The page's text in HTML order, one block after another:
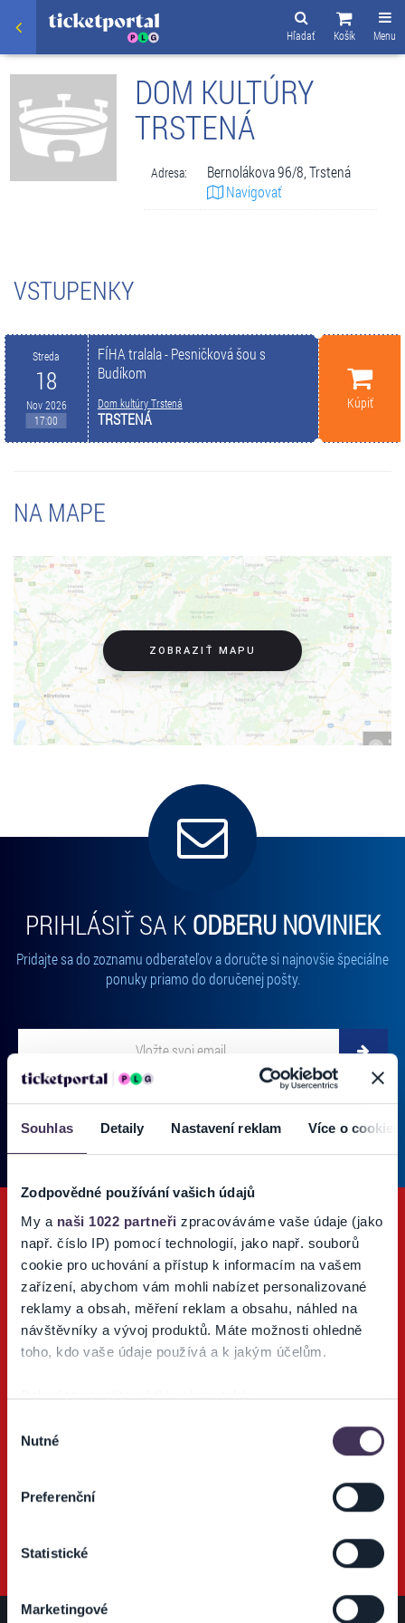
Souhlas Detaily Nastavení reklam Více o cookies
Zodpovědné používání vašich údajů
My a naši 1022 partneři zpracováváme vaše údaje (jako
např. číslo IP) pomocí technologií, jako např. souborů
cookie pro uchování a přístup k informacím na vašem
zařízení, abychom vám mohli nabízet personalizované
reklamy a obsah, měření reklam a obsahu, náhled na
návštěvníky a vývoj produktů. Máte možnosti ohledně
toho, kdo vaše údaje používá a k jakým účelům.
Pokud to povolíte, rádi bychom také:
které mohou být přesné na několik metrů
skenování pro konkrétní charakteristiky (otisk prstu)
Zjistěte více o tom, jak zpracováváme vaše osobní
Svůj souhlas můžete kdykoliv změnit nebo odvolat v
Na těchto stránkách využíváme soubory cookies a další
souhlasu
Nutné
Preferenční
Statistické
Marketingové
Menu
Košík
Hľadať
DOM KULTÚRY
TRSTENÁ
Adresa:
Bernolákova 96/8, Trstená
Navigovať
VSTUPENKY
Streda
18
Nov 2026
17:00
FÍHA tralala - Pesničková šou s
Budíkom
Dom kultúry Trstená
TRSTENÁ
Kúpiť
NA MAPE
ZOBRAZIŤ MAPU
PRIHLÁSIŤ SA K ODBERU NOVINIEK
Pridajte sa do zoznamu odberateľov a doručte si najnovšie špeciálne
ponuky priamo do doručenej pošty.
Zadajte svoju e-mailovú adresu, na ktorú vám budeme zasielať
Používateľ súhlasí sOBCHODNÝMI PODMIENKAMI predajnej siete
Ticketportal.(* povinné)
Ticketportal TV
Sledujte náš Youtube kanál o podujatiach a športe.
#prihrajlistok